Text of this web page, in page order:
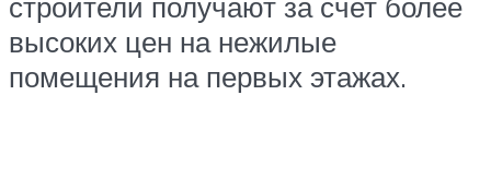
высоких цен на нежилые
помещения на первых этажах.